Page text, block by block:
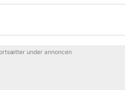
under annoncen